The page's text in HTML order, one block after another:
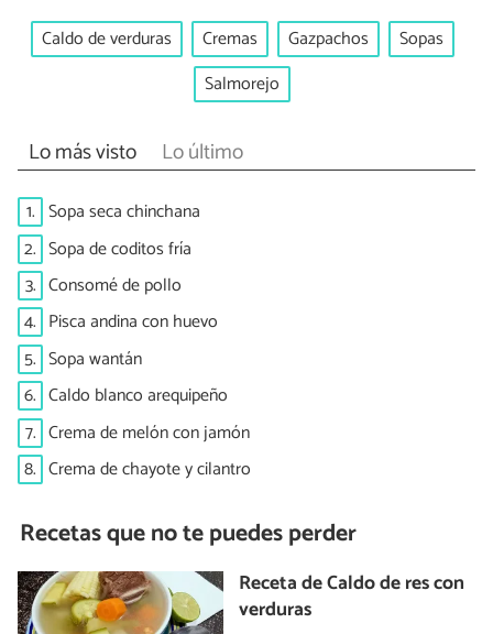
Caldo de verduras Cremas Gazpachos
Sopas
Salmorejo
Lo más visto Lo último
1. Sopa seca chinchana
2. Sopa de coditos fría
3. Consomé de pollo
4. Pisca andina con huevo
5. Sopa wantán
6. Caldo blanco arequipeño
7. Crema de melón con jamón
8. Crema de chayote y cilantro
Recetas que no te puedes perder
Receta de Caldo de res con
verduras